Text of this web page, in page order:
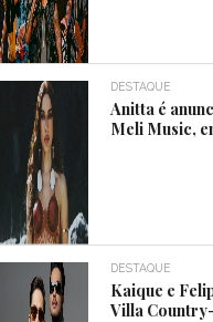
DESTAQUE
Anitta é
Meli Music,
DESTAQUE
Kaique e
Villa